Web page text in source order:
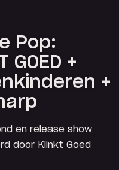
Pop:
GOED +
+
en release show
door Klinkt Goed